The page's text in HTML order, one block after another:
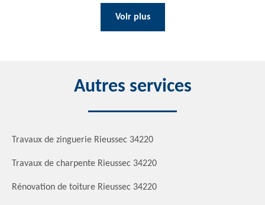
Voir plus
Autres services
Travaux de zinguerie Rieussec 34220
Travaux de charpente Rieussec 34220
Rénovation de toiture Rieussec 34220